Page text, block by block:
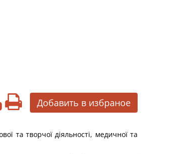
Добавить в избраное
та творчої діяльності, медичної та